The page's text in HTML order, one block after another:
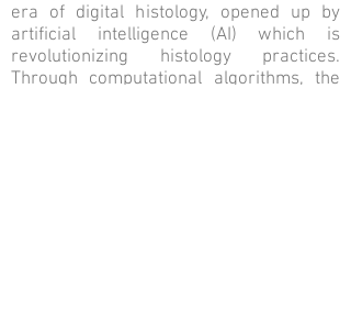
era of digital histology, opened up by
artificial intelligence (AI) which is
revolutionizing histology practices.
Through computational algorithms, the